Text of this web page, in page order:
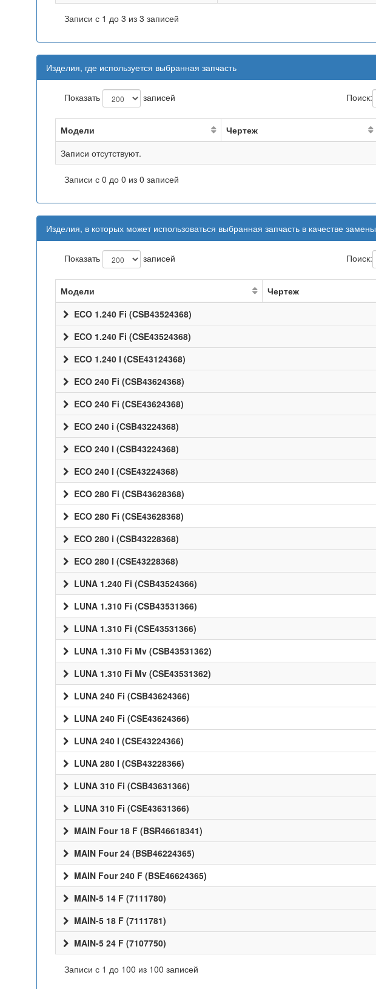
Записи с 1 до 3 из 3 записей
Изделия, где используется выбранная запчасть
Показать записей Поиск:
Модели Чертеж
Записи отсутствуют.
Записи с 0 до 0 из 0 записей
Изделия, в которых может использоваться выбранная запчасть в качестве замены
Показать записей Поиск:
Модели Чертеж
ECO 1.240 Fi (CSB43524368)
ECO 1.240 Fi (CSE43524368)
ECO 1.240 I (CSE43124368)
ECO 240 Fi (CSB43624368)
ECO 240 Fi (CSE43624368)
ECO 240 i (CSB43224368)
ECO 240 I (CSB43224368)
ECO 240 I (CSE43224368)
ECO 280 Fi (CSB43628368)
ECO 280 Fi (CSE43628368)
ECO 280 i (CSB43228368)
ECO 280 I (CSE43228368)
LUNA 1.240 Fi (CSB43524366)
LUNA 1.310 Fi (CSB43531366)
LUNA 1.310 Fi (CSE43531366)
LUNA 1.310 Fi Mv (CSB43531362)
LUNA 1.310 Fi Mv (CSE43531362)
LUNA 240 Fi (CSB43624366)
LUNA 240 Fi (CSE43624366)
LUNA 240 I (CSE43224366)
LUNA 280 I (CSB43228366)
LUNA 310 Fi (CSB43631366)
LUNA 310 Fi (CSE43631366)
MAIN Four 18 F (BSR46618341)
MAIN Four 24 (BSB46224365)
MAIN Four 240 F (BSE46624365)
MAIN-5 14 F (7111780)
MAIN-5 18 F (7111781)
MAIN-5 24 F (7107750)
Записи с 1 до 100 из 100 записей